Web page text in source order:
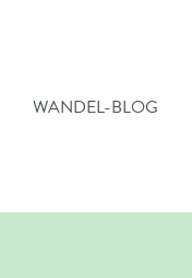
WANDEL-BLOG